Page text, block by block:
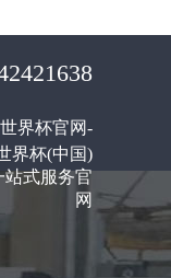
世界杯官网-
界杯(中国)
站式服务官
网